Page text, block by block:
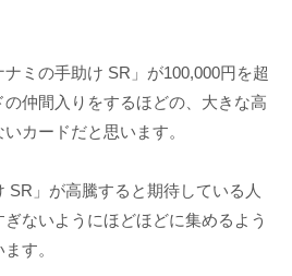
ミの手助け SR」が100,000円を超
仲間入りをするほどの、大きな高
カードだと思います。
SR」が高騰すると期待している人
ないようにほどほどに集めるよう
す。